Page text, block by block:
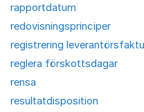
rapportdatum
redovisningsprinciper
registrering
reglera förskottsdagar
rensa
resultatdisposition